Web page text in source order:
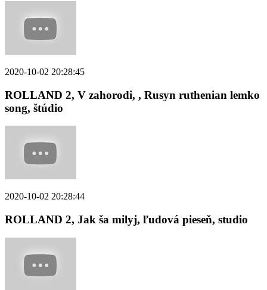
2020-10-02 20:28:45
ROLLAND 2, V zahorodi, , Rusyn ruthenian lemko
song, štúdio
2020-10-02 20:28:44
ROLLAND 2, Jak ša milyj, ľudová pieseň, studio